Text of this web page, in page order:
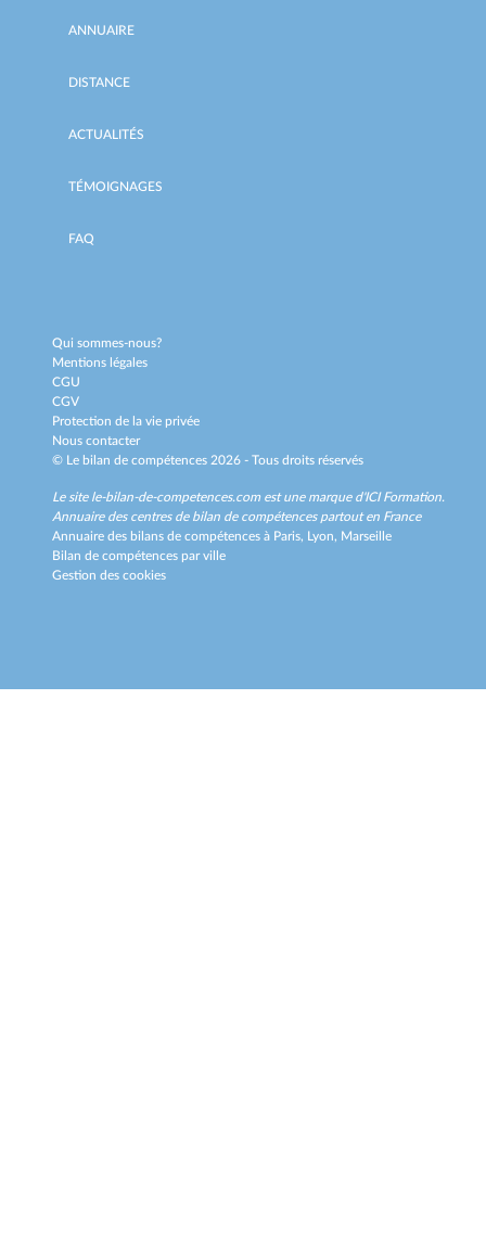
ANNUAIRE
DISTANCE
ACTUALITÉS
TÉMOIGNAGES
FAQ
Qui sommes-nous?
Mentions légales
CGU
CGV
Protection de la vie privée
Nous contacter
© Le bilan de compétences 2026 - Tous droits réservés
Le site le-bilan-de-competences.com est une marque d'ICI Formation.
Annuaire des centres de bilan de compétences partout en France
Annuaire des bilans de compétences à Paris, Lyon, Marseille
Bilan de compétences par ville
Gestion des cookies